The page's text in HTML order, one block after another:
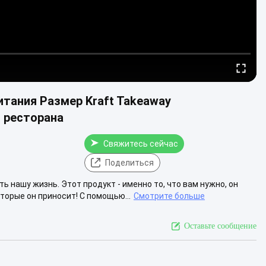
Размер Kraft Takeaway
Свяжитесь сейчас
Поделиться
жизнь. Этот продукт - именно то, что вам нужно, он
он приносит! С помощью...
Смотрите больше
Оставьте сообщение